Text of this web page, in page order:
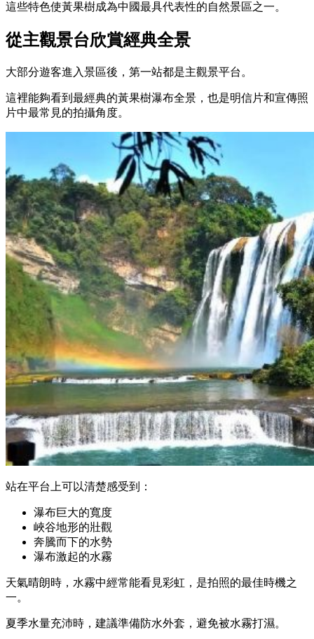
這些特色使黃果樹成為中國最具代表性的自然景區之一。
從主觀景台欣賞經典全景
大部分遊客進入景區後，第一站都是主觀景平台。
這裡能夠看到最經典的黃果樹瀑布全景，也是明信片和宣傳照
片中最常見的拍攝角度。
站在平台上可以清楚感受到：
瀑布巨大的寬度
峽谷地形的壯觀
奔騰而下的水勢
瀑布激起的水霧
天氣晴朗時，水霧中經常能看見彩虹，是拍照的最佳時機之
一。
夏季水量充沛時，建議準備防水外套，避免被水霧打濕。